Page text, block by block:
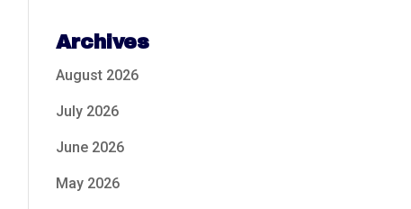
Archives
August 2026
July 2026
June 2026
May 2026